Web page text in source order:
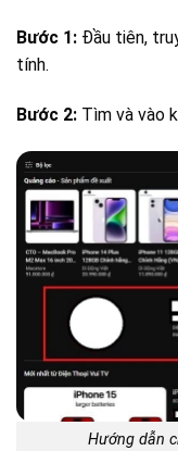
Bước 1: Đầu tiên,
tính.
Bước 2: Tìm và vào
Hướng dẫn